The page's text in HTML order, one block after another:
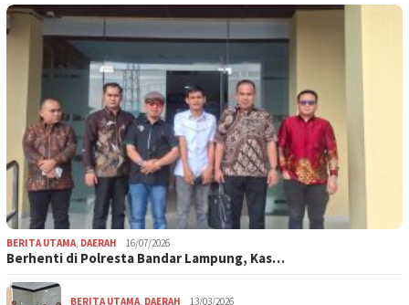
BERITA UTAMA, DAERAH 16/07/2026
Berhenti di Polresta Bandar Lampung, Kas…
BERITA UTAMA, DAERAH 13/03/2026